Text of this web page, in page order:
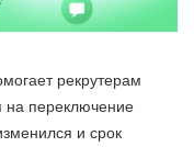
рекрутерам
на переключение
и срок